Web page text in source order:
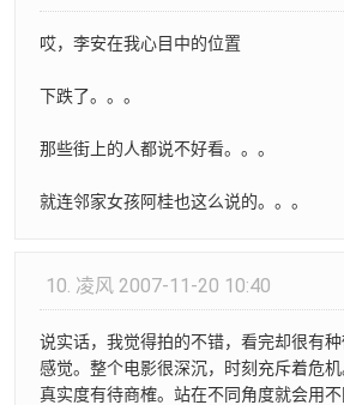
哎，李安在我心目中的位置
下跌了。。。
那些街上的人都说不好看。。。
就连邻家女孩阿桂也这么说的。。。
10. 凌风 2007-11-20 10:40
说实话，我觉得拍的不错，看完却很有
感觉。整个电影很深沉，时刻充斥着危
真实度有待商榷。站在不同角度就会用